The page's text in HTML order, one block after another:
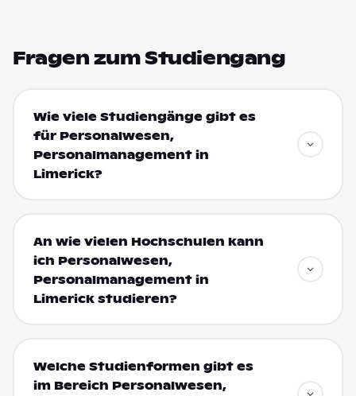
Fragen zum Studiengang
Wie viele Studiengänge gibt es
für Personalwesen,
Personalmanagement in
Limerick?
An wie vielen Hochschulen kann
ich Personalwesen,
Personalmanagement in
Limerick studieren?
Welche Studienformen gibt es
im Bereich Personalwesen,